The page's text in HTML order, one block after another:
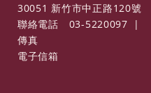
30051 新竹市中正路120號
聯絡電話
03-5220097
|
傳真
電子信箱